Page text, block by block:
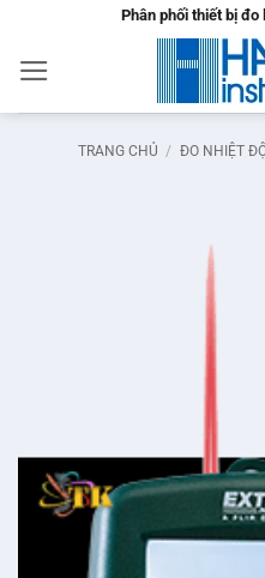
nội
dung
Phân phối thiết bị
TRANG CHỦ / ĐO NHIỆT